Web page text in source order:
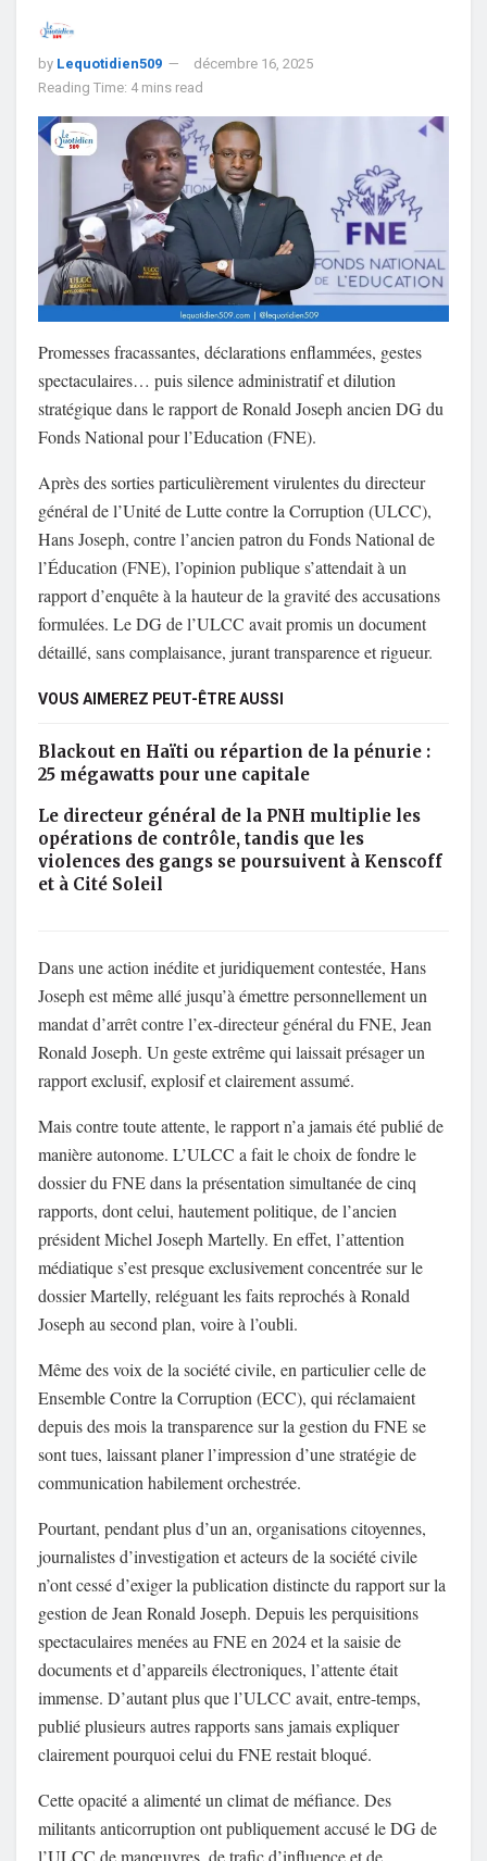
by Lequotidien509
décembre 16, 2025
Reading Time: 4 mins read
Promesses fracassantes, déclarations enflammées, gestes
spectaculaires… puis silence administratif et dilution
stratégique dans le rapport de Ronald Joseph ancien DG du
Fonds National pour l’Education (FNE).
Après des sorties particulièrement virulentes du directeur
général de l’Unité de Lutte contre la Corruption (ULCC),
Hans Joseph, contre l’ancien patron du Fonds National de
l’Éducation (FNE), l’opinion publique s’attendait à un
rapport d’enquête à la hauteur de la gravité des accusations
formulées. Le DG de l’ULCC avait promis un document
détaillé, sans complaisance, jurant transparence et rigueur.
VOUS AIMEREZ PEUT-ÊTRE AUSSI
Blackout en Haïti ou répartion de la pénurie :
25 mégawatts pour une capitale
Le directeur général de la PNH multiplie les
opérations de contrôle, tandis que les
violences des gangs se poursuivent à Kenscoff
et à Cité Soleil
Dans une action inédite et juridiquement contestée, Hans
Joseph est même allé jusqu’à émettre personnellement un
mandat d’arrêt contre l’ex-directeur général du FNE, Jean
Ronald Joseph. Un geste extrême qui laissait présager un
rapport exclusif, explosif et clairement assumé.
Mais contre toute attente, le rapport n’a jamais été publié de
manière autonome. L’ULCC a fait le choix de fondre le
dossier du FNE dans la présentation simultanée de cinq
rapports, dont celui, hautement politique, de l’ancien
président Michel Joseph Martelly. En effet, l’attention
médiatique s’est presque exclusivement concentrée sur le
dossier Martelly, reléguant les faits reprochés à Ronald
Joseph au second plan, voire à l’oubli.
Même des voix de la société civile, en particulier celle de
Ensemble Contre la Corruption (ECC), qui réclamaient
depuis des mois la transparence sur la gestion du FNE se
sont tues, laissant planer l’impression d’une stratégie de
communication habilement orchestrée.
Pourtant, pendant plus d’un an, organisations citoyennes,
journalistes d’investigation et acteurs de la société civile
n’ont cessé d’exiger la publication distincte du rapport sur la
gestion de Jean Ronald Joseph. Depuis les perquisitions
spectaculaires menées au FNE en 2024 et la saisie de
documents et d’appareils électroniques, l’attente était
immense. D’autant plus que l’ULCC avait, entre-temps,
publié plusieurs autres rapports sans jamais expliquer
clairement pourquoi celui du FNE restait bloqué.
Cette opacité a alimenté un climat de méfiance. Des
militants anticorruption ont publiquement accusé le DG de
l’ULCC de manœuvres, de trafic d’influence et de